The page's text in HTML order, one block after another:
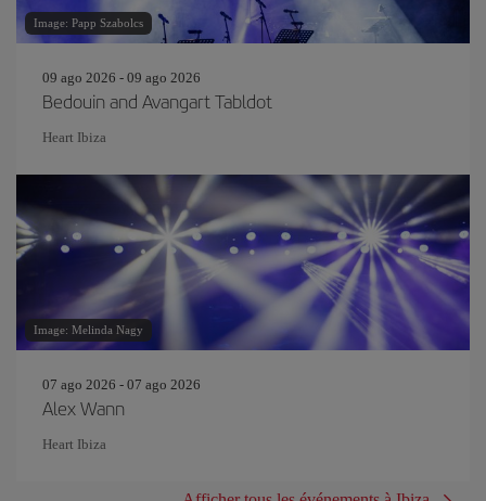
Image: Papp Szabolcs
09 ago 2026 - 09 ago 2026
Bedouin and Avangart Tabldot
Heart Ibiza
Image: Melinda Nagy
07 ago 2026 - 07 ago 2026
Alex Wann
Heart Ibiza